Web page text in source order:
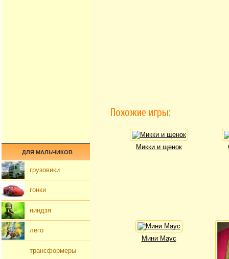
Похожие игры:
Микки и щенок
Мини Маус
ДЛЯ МАЛЬЧИКОВ
грузовики
гонки
ниндзя
лего
трансформеры